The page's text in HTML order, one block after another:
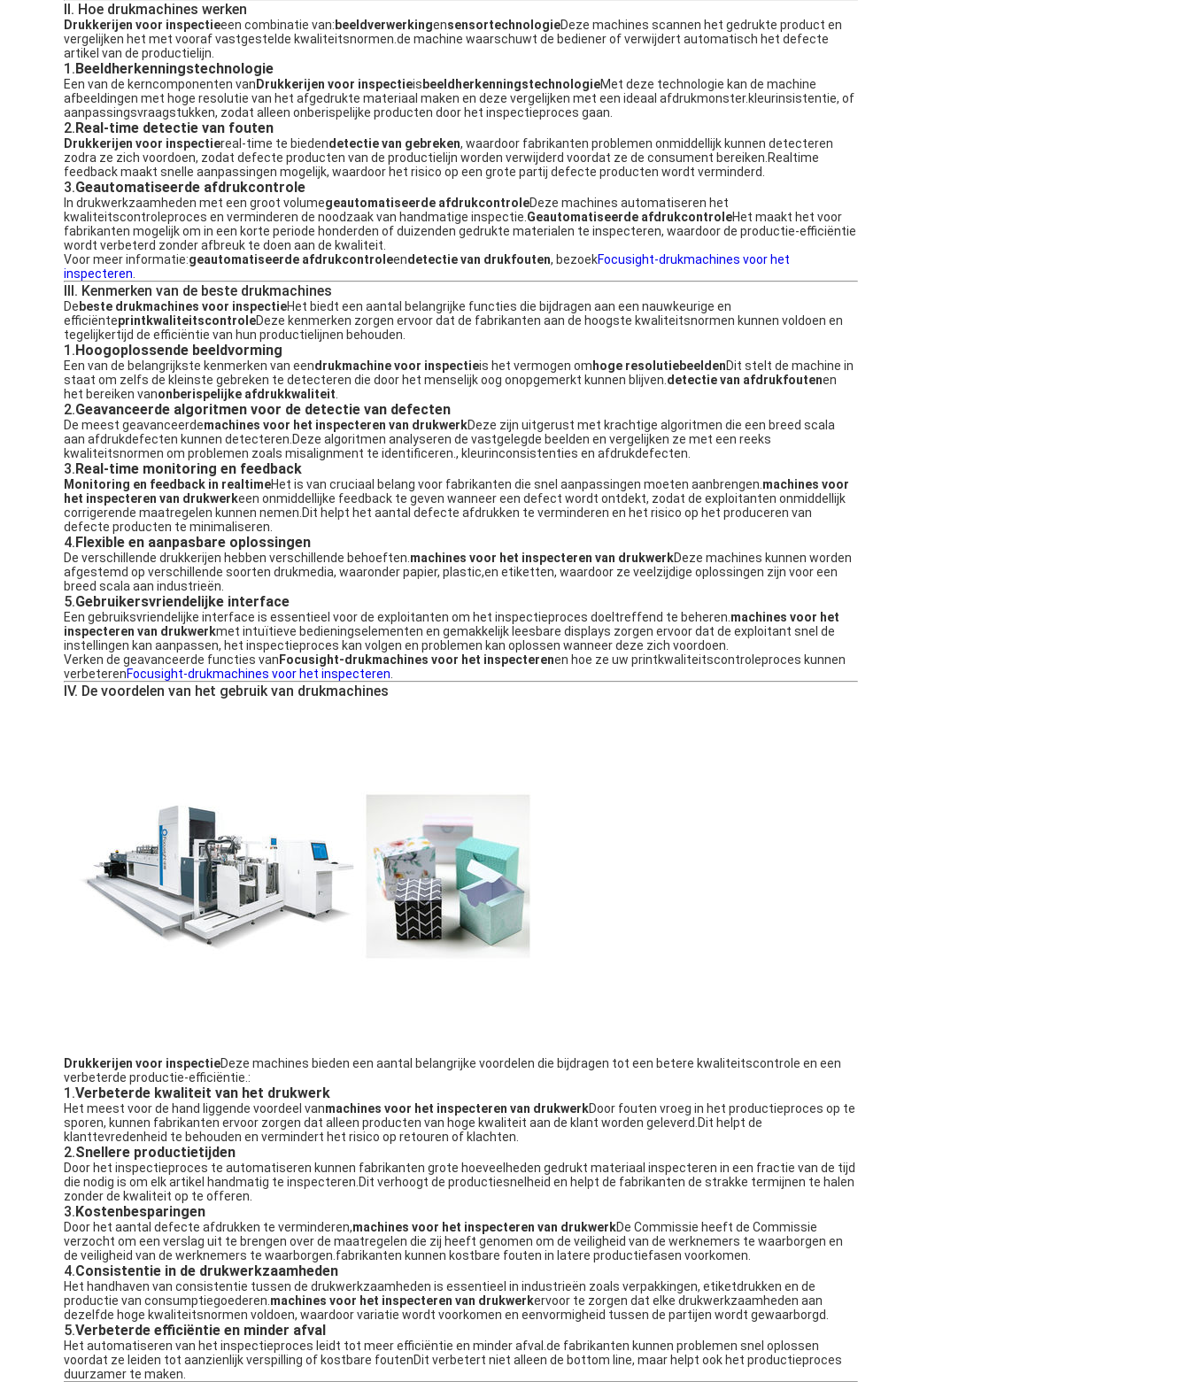
II. Hoe drukmachines werken
Drukkerijen voor inspectieeen combinatie van: beeldverwerkingensensortechnologieDeze machines scannen het gedrukte product en
vergelijken het met vooraf vastgestelde kwaliteitsnormen.de machine waarschuwt de bediener of verwijdert automatisch het defecte
artikel van de productielijn.
1.Beeldherkenningstechnologie
Een van de kerncomponenten van Drukkerijen voor inspectieis beeldherkenningstechnologieMet deze technologie kan de machine
afbeeldingen met hoge resolutie van het afgedrukte materiaal maken en deze vergelijken met een ideaal afdrukmonster.kleurinsistentie, of
aanpassingsvraagstukken, zodat alleen onberispelijke producten door het inspectieproces gaan.
2.Real-time detectie van fouten
Drukkerijen voor inspectiereal-time te biedendetectie van gebreken, waardoor fabrikanten problemen onmiddellijk kunnen detecteren
zodra ze zich voordoen, zodat defecte producten van de productielijn worden verwijderd voordat ze de consument bereiken.Realtime
feedback maakt snelle aanpassingen mogelijk, waardoor het risico op een grote partij defecte producten wordt verminderd.
3.Geautomatiseerde afdrukcontrole
In drukwerkzaamheden met een groot volumegeautomatiseerde afdrukcontroleDeze machines automatiseren het
kwaliteitscontroleproces en verminderen de noodzaak van handmatige inspectie. Geautomatiseerde afdrukcontroleHet maakt het voor
fabrikanten mogelijk om in een korte periode honderden of duizenden gedrukte materialen te inspecteren, waardoor de productie-efficiëntie
wordt verbeterd zonder afbreuk te doen aan de kwaliteit.
Voor meer informatie:geautomatiseerde afdrukcontroleendetectie van drukfouten, bezoekFocusight-drukmachines voor het
inspecteren
III. Kenmerken van de beste drukmachines
De beste drukmachines voor inspectieHet biedt een aantal belangrijke functies die bijdragen aan een nauwkeurige en
efficiënteprintkwaliteitscontroleDeze kenmerken zorgen ervoor dat de fabrikanten aan de hoogste kwaliteitsnormen kunnen voldoen en
tegelijkertijd de efficiëntie van hun productielijnen behouden.
1.Hoogoplossende beeldvorming
Een van de belangrijkste kenmerken van eendrukmachine voor inspectieis het vermogen om hoge resolutiebeeldenDit stelt de machine in
staat om zelfs de kleinste gebreken te detecteren die door het menselijk oog onopgemerkt kunnen blijven. detectie van afdrukfoutenen
het bereiken vanonberispelijke afdrukkwaliteit
2.Geavanceerde algoritmen voor de detectie van defecten
De meest geavanceerdemachines voor het inspecteren van drukwerkDeze zijn uitgerust met krachtige algoritmen die een breed scala
aan afdrukdefecten kunnen detecteren.Deze algoritmen analyseren de vastgelegde beelden en vergelijken ze met een reeks
kwaliteitsnormen om problemen zoals misalignment te identificeren., kleurinconsistenties en afdrukdefecten.
3.Real-time monitoring en feedback
Monitoring en feedback in realtimeHet is van cruciaal belang voor fabrikanten die snel aanpassingen moeten aanbrengen. machines voor
het inspecteren van drukwerkeen onmiddellijke feedback te geven wanneer een defect wordt ontdekt, zodat de exploitanten onmiddellijk
corrigerende maatregelen kunnen nemen.Dit helpt het aantal defecte afdrukken te verminderen en het risico op het produceren van
defecte producten te minimaliseren.
4.Flexible en aanpasbare oplossingen
De verschillende drukkerijen hebben verschillende behoeften. machines voor het inspecteren van drukwerkDeze machines kunnen worden
afgestemd op verschillende soorten drukmedia, waaronder papier, plastic,en etiketten, waardoor ze veelzijdige oplossingen zijn voor een
breed scala aan industrieën.
5.Gebruikersvriendelijke interface
Een gebruiksvriendelijke interface is essentieel voor de exploitanten om het inspectieproces doeltreffend te beheren. machines voor het
inspecteren van drukwerkmet intuïtieve bedieningselementen en gemakkelijk leesbare displays zorgen ervoor dat de exploitant snel de
instellingen kan aanpassen, het inspectieproces kan volgen en problemen kan oplossen wanneer deze zich voordoen.
Verken de geavanceerde functies van Focusight-drukmachines voor het inspecterenen hoe ze uw printkwaliteitscontroleproces kunnen
verbeterenFocusight-drukmachines voor het inspecteren
IV. De voordelen van het gebruik van drukmachines
Drukkerijen voor inspectieDeze machines bieden een aantal belangrijke voordelen die bijdragen tot een betere kwaliteitscontrole en een
verbeterde productie-efficiëntie.:
1.Verbeterde kwaliteit van het drukwerk
Het meest voor de hand liggende voordeel vanmachines voor het inspecteren van drukwerkDoor fouten vroeg in het productieproces op te
sporen, kunnen fabrikanten ervoor zorgen dat alleen producten van hoge kwaliteit aan de klant worden geleverd.Dit helpt de
klanttevredenheid te behouden en vermindert het risico op retouren of klachten.
2.Snellere productietijden
Door het inspectieproces te automatiseren kunnen fabrikanten grote hoeveelheden gedrukt materiaal inspecteren in een fractie van de tijd
die nodig is om elk artikel handmatig te inspecteren.Dit verhoogt de productiesnelheid en helpt de fabrikanten de strakke termijnen te halen
zonder de kwaliteit op te offeren.
3.Kostenbesparingen
Door het aantal defecte afdrukken te verminderen,machines voor het inspecteren van drukwerkDe Commissie heeft de Commissie
verzocht om een verslag uit te brengen over de maatregelen die zij heeft genomen om de veiligheid van de werknemers te waarborgen en
de veiligheid van de werknemers te waarborgen.fabrikanten kunnen kostbare fouten in latere productiefasen voorkomen.
4.Consistentie in de drukwerkzaamheden
Het handhaven van consistentie tussen de drukwerkzaamheden is essentieel in industrieën zoals verpakkingen, etiketdrukken en de
productie van consumptiegoederen. machines voor het inspecteren van drukwerkervoor te zorgen dat elke drukwerkzaamheden aan
dezelfde hoge kwaliteitsnormen voldoen, waardoor variatie wordt voorkomen en eenvormigheid tussen de partijen wordt gewaarborgd.
5.Verbeterde efficiëntie en minder afval
Het automatiseren van het inspectieproces leidt tot meer efficiëntie en minder afval.de fabrikanten kunnen problemen snel oplossen
voordat ze leiden tot aanzienlijk verspilling of kostbare foutenDit verbetert niet alleen de bottom line, maar helpt ook het productieproces
duurzamer te maken.